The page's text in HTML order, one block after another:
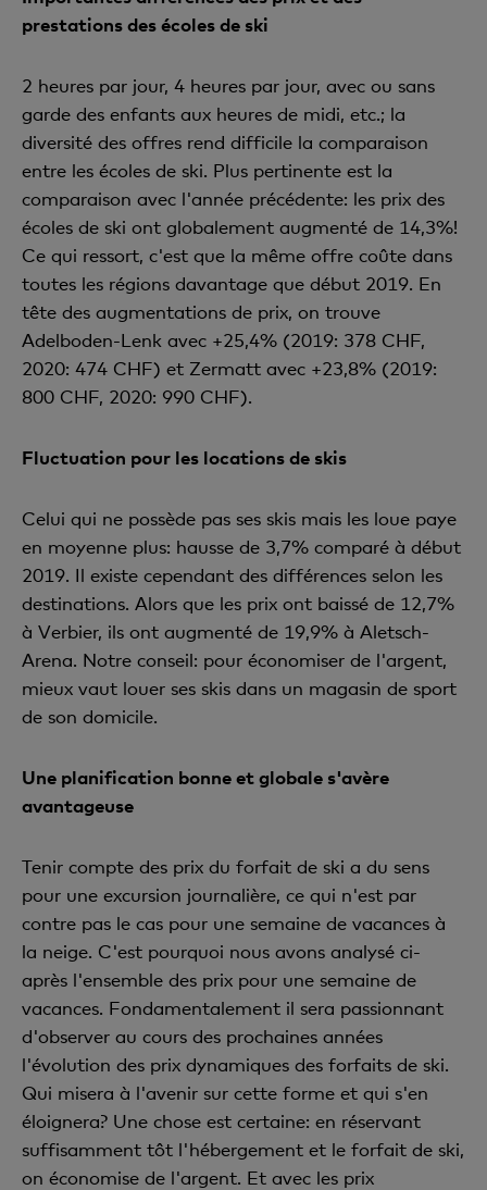
prestations des écoles de ski
2 heures par jour, 4 heures par jour, avec ou sans
garde des enfants aux heures de midi, etc.; la
diversité des offres rend difficile la comparaison
entre les écoles de ski. Plus pertinente est la
comparaison avec l'année précédente: les prix des
écoles de ski ont globalement augmenté de 14,3%!
Ce qui ressort, c'est que la même offre coûte dans
toutes les régions davantage que début 2019. En
tête des augmentations de prix, on trouve
Adelboden-Lenk avec +25,4% (2019: 378 CHF,
2020: 474 CHF) et Zermatt avec +23,8% (2019:
800 CHF, 2020: 990 CHF).
Fluctuation pour les locations de skis
Celui qui ne possède pas ses skis mais les loue paye
en moyenne plus: hausse de 3,7% comparé à début
2019. Il existe cependant des différences selon les
destinations. Alors que les prix ont baissé de 12,7%
à Verbier, ils ont augmenté de 19,9% à Aletsch-
Arena. Notre conseil: pour économiser de l'argent,
mieux vaut louer ses skis dans un magasin de sport
de son domicile.
Une planification bonne et globale s'avère
avantageuse
Tenir compte des prix du forfait de ski a du sens
pour une excursion journalière, ce qui n'est par
contre pas le cas pour une semaine de vacances à
la neige. C'est pourquoi nous avons analysé ci-
après l'ensemble des prix pour une semaine de
vacances. Fondamentalement il sera passionnant
d'observer au cours des prochaines années
l'évolution des prix dynamiques des forfaits de ski.
Qui misera à l'avenir sur cette forme et qui s'en
éloignera? Une chose est certaine: en réservant
suffisamment tôt l'hébergement et le forfait de ski,
on économise de l'argent. Et avec les prix